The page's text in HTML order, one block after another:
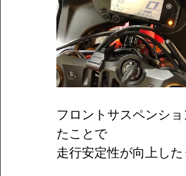
フロントサスペンシ
たことで
走行安定性が向上し